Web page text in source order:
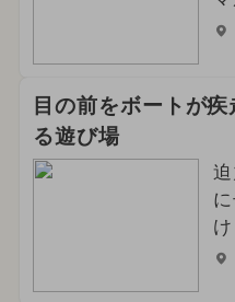
目の前をボートが
る遊び場
け